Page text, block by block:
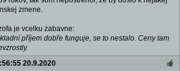
zmene.
je vcelku zabavne:
příjem dobře funguje, se to nestalo. Ceny tam
20.9.2020